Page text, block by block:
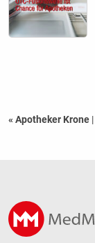
« Apotheker Krone |